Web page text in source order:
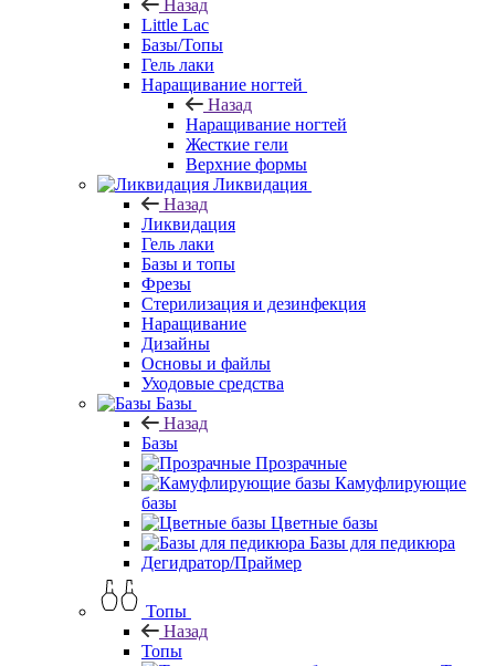
Назад
Little Lac
Базы/Топы
Гель лаки
Наращивание ногтей
Назад
Наращивание ногтей
Жесткие гели
Верхние формы
Ликвидация
Назад
Ликвидация
Гель лаки
Базы и топы
Фрезы
Стерилизация и дезинфекция
Наращивание
Дизайны
Основы и файлы
Уходовые средства
Базы
Назад
Базы
Прозрачные
Камуфлирующие
базы
Цветные базы
Базы для педикюра
Дегидратор/Праймер
Топы
Назад
Топы